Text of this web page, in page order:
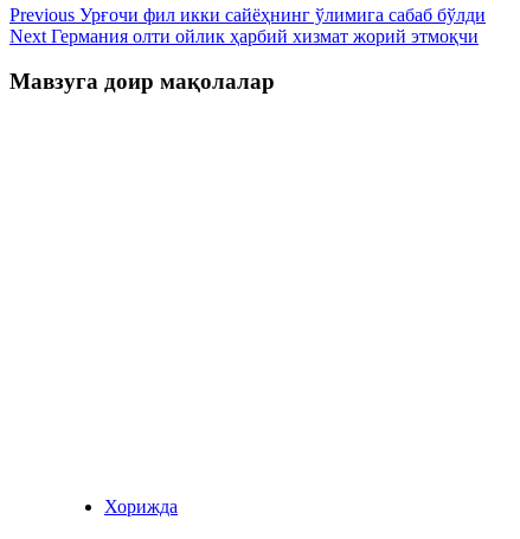
Previous Урғочи фил икки сайёҳнинг ўлимига сабаб бўлди
Next Германия олти ойлик ҳарбий хизмат жорий этмоқчи
Мавзуга доир мақолалар
Хорижда